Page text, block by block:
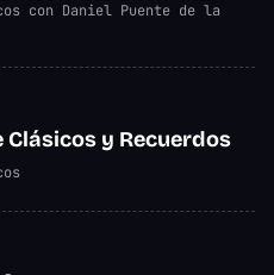
con Daniel Puente de la
Clásicos y Recuerdos